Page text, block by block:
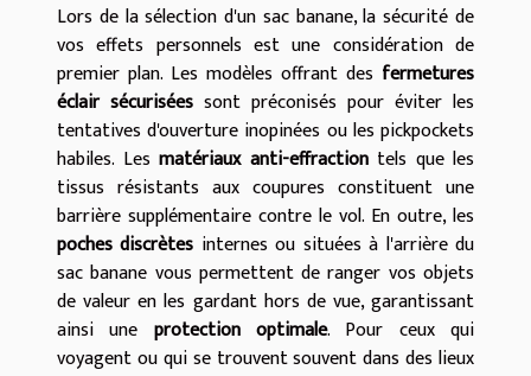
Lors de la sélection d'un sac banane, la sécurité de
vos effets personnels est une considération de
premier plan. Les modèles offrant des fermetures
éclair sécurisées sont préconisés pour éviter les
tentatives d'ouverture inopinées ou les pickpockets
habiles. Les matériaux anti-effractiontels que les
tissus résistants aux coupures constituent une
barrière supplémentaire contre le vol. En outre, les
poches discrètes internes ou situées à l'arrière du
sac banane vous permettent de ranger vos objets
de valeur en les gardant hors de vue, garantissant
ainsi une protection optimale. Pour ceux qui
voyagent ou qui se trouvent souvent dans des lieux